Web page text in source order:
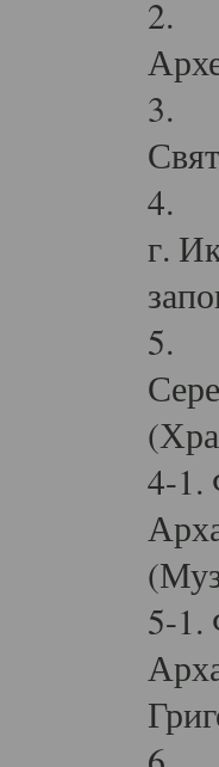
2.
3.
4.
г.
5.
4-1.
5-1.